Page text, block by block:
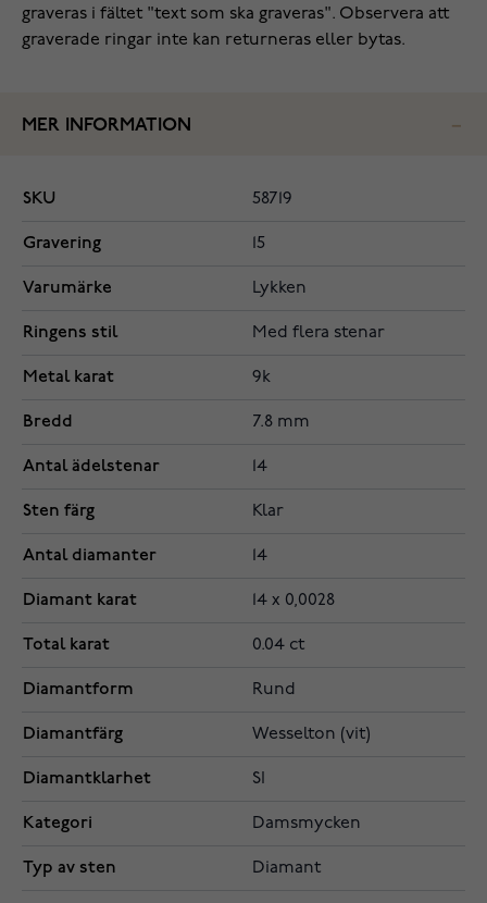
graveras i fältet "text som ska graveras". Observera att
graverade ringar inte kan returneras eller bytas.
MER INFORMATION
SKU 58719
Gravering 15
Varumärke Lykken
Ringens stil Med flera stenar
Metal karat 9k
Bredd 7.8 mm
Antal ädelstenar 14
Sten färg Klar
Antal diamanter 14
Diamant karat 14 x 0,0028
Total karat 0.04 ct
Diamantform Rund
Diamantfärg Wesselton (vit)
Diamantklarhet SI
Kategori Damsmycken
Typ av sten Diamant